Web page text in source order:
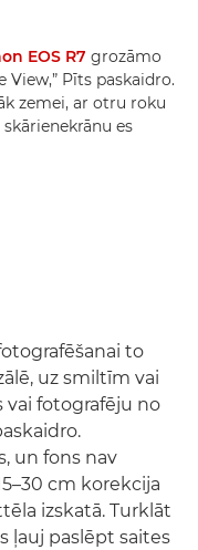
EOS R7 grozāmo
Pīts paskaidro.
zemei, ar otru roku
es
to
uz smiltīm vai
vai fotografēju no
un fons nav
cm korekcija
izskatā. Turklāt
ļauj paslēpt saites